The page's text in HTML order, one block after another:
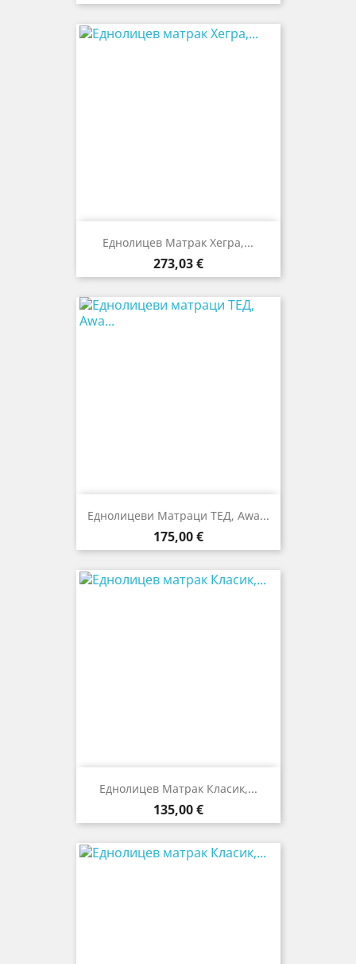
Еднолицев Матрак Хегра,...
Цена
273,03 €
Еднолицеви Матраци ТЕД, Awa...
Цена
175,00 €
Еднолицев Матрак Класик,...
Цена
135,00 €